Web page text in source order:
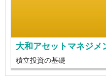
大和アセットマネジメ
積立投資の基礎